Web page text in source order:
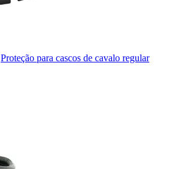
Proteção para cascos de cavalo regular